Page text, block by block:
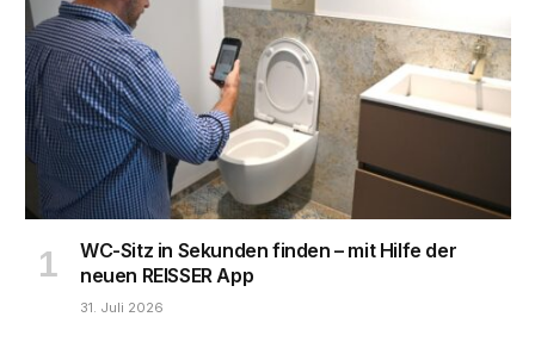
WC-Sitz in Sekunden finden – mit Hilfe der
neuen REISSER App
31. Juli 2026